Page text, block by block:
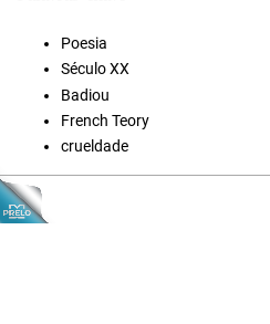
Poesia
Século XX
Badiou
French Teory
crueldade